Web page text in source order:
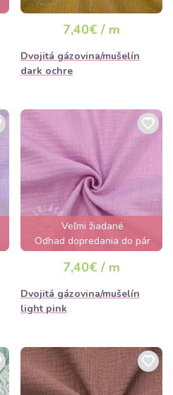
7,40€ / m
Dvojitá gázovina/mušelín
dark ochre
Veľmi žiadané
Odhad dopredania do pár
hodín
7,40€ / m
Dvojitá gázovina/mušelín
light pink